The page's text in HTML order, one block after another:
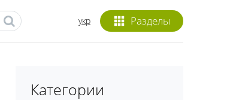
Разделы
укр
Категории